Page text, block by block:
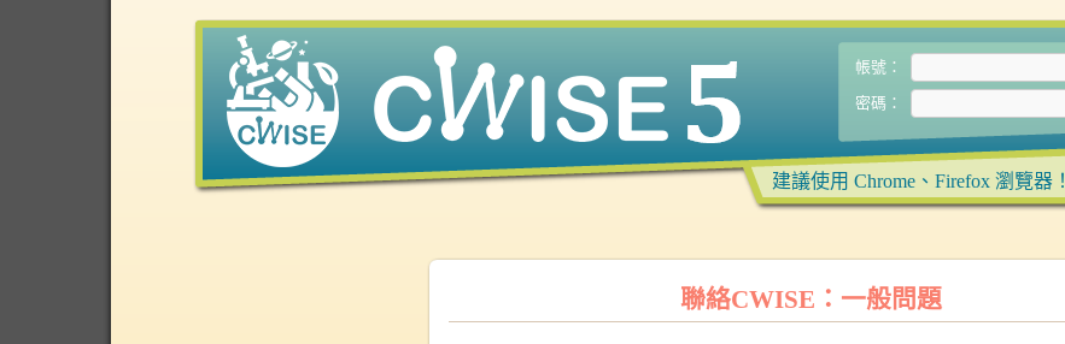
帳號：
密碼：
建議使用 Chrome、Firefox 瀏覽器！
聯絡CWISE：一般問題